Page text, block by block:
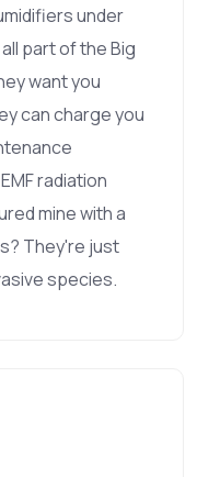
under
part of the Big
want you
can charge you
radiation
mine with a
They're just
species.